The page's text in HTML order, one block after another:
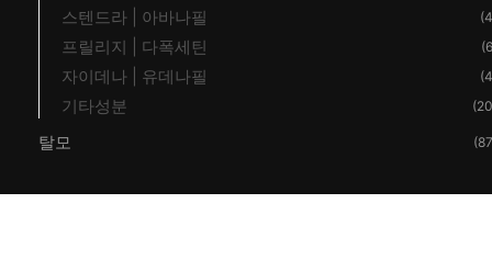
스텐드라 | 아바나필
프릴리지 | 다폭세틴
자이데나 | 유데나필
기타성분
탈모